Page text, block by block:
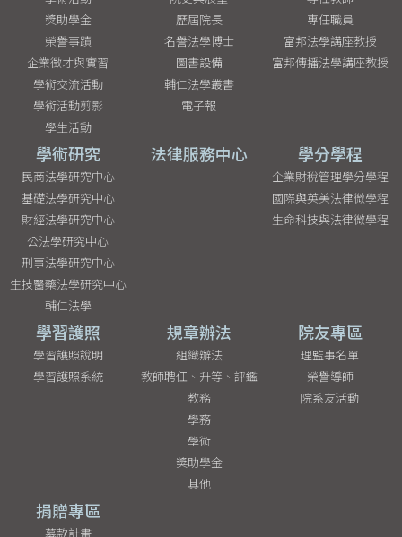
獎助學金
榮譽事蹟
企業徵才與實習
學術交流活動
學術活動剪影
學生活動
歷屆院長
名譽法學博士
圖書設備
輔仁法學叢書
電子報
專任職員
富邦法學講座教授
富邦傳播法學講座教授
學術研究
民商法學研究中心
基礎法學研究中心
財經法學研究中心
公法學研究中心
刑事法學研究中心
生技醫藥法學研究中心
輔仁法學
法律服務中心 學分學程
企業財稅管理學分學程
國際與英美法律微學程
生命科技與法律微學程
學習護照
學習護照說明
學習護照系統
規章辦法
組織辦法
教師聘任、升等、評鑑
教務
學務
學術
獎助學金
其他
院友專區
理監事名單
榮譽導師
院系友活動
捐贈專區
募款計畫